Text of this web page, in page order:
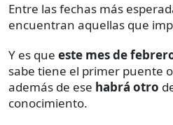
Entre las fechas más
encuentran aquellas que
Y es que este mes de
sabe tiene el primer puente
además de ese habrá otro
conocimiento.